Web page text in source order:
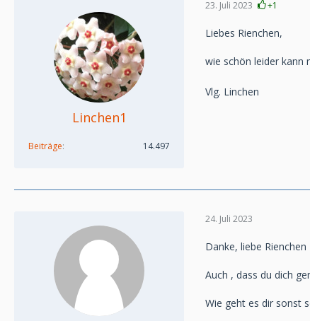
Linchen1
Beiträge 14.497
23. Juli 2023 +1
Liebes Rienchen,
wie schön leider kann
Vlg. Linchen
24. Juli 2023
Danke, liebe Rienchen
Auch , dass du dich
Wie geht es dir sonst